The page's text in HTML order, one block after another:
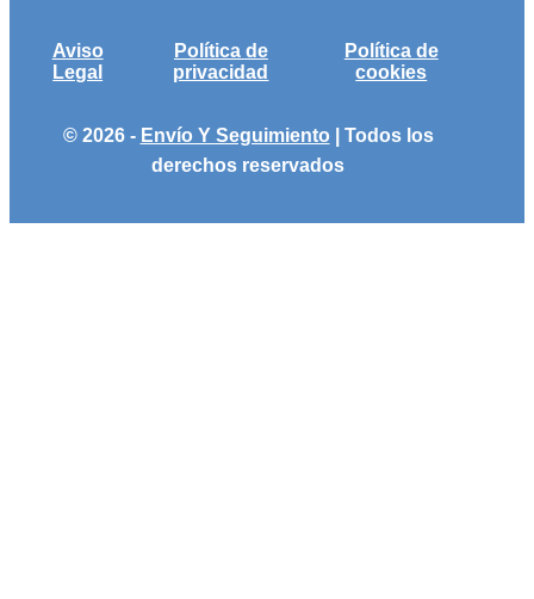
Aviso
Legal
Política de
privacidad
Política de
cookies
© 2026 - Envío Y Seguimiento | Todos los
derechos reservados